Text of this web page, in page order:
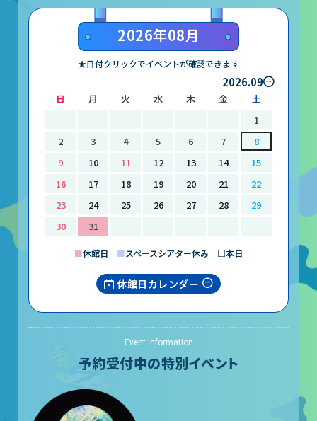
名誉館長あいさつ
プライバシーポリシー
お問い合わせ
プラネタリウム
イベント
動画配信
2026年08月
★日付クリックでイベントが確認できます
2026.09
日 月 火 水 木 金
土
1
2
3 4 5 6 7
8
9
10 11 12 13 14
15
16
17 18 19 20 21
22
23
24 25 26 27 28
29
30
31
■休館日 ■スペースシアター休み □本日
休館日カレンダー
Event information
予約受付中の特別イベント